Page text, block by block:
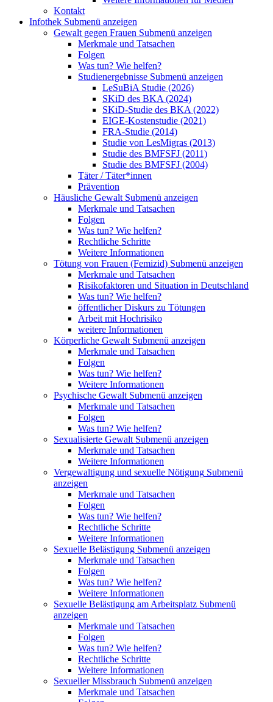
Kontakt
Infothek Submenü anzeigen
Gewalt gegen Frauen Submenü anzeigen
Merkmale und Tatsachen
Folgen
Was tun? Wie helfen?
Studienergebnisse Submenü anzeigen
LeSuBiA Studie (2026)
SKiD des BKA (2024)
SKiD-Studie des BKA (2022)
EIGE-Kostenstudie (2021)
FRA-Studie (2014)
Studie von LesMigras (2013)
Studie des BMFSFJ (2011)
Studie des BMFSFJ (2004)
Täter / Täter*innen
Prävention
Häusliche Gewalt Submenü anzeigen
Merkmale und Tatsachen
Folgen
Was tun? Wie helfen?
Rechtliche Schritte
Weitere Informationen
Tötung von Frauen (Femizid) Submenü anzeigen
Merkmale und Tatsachen
Risikofaktoren und Situation in Deutschland
Was tun? Wie helfen?
öffentlicher Diskurs zu Tötungen
Arbeit mit Hochrisiko
weitere Informationen
Körperliche Gewalt Submenü anzeigen
Merkmale und Tatsachen
Folgen
Was tun? Wie helfen?
Weitere Informationen
Psychische Gewalt Submenü anzeigen
Merkmale und Tatsachen
Folgen
Was tun? Wie helfen?
Sexualisierte Gewalt Submenü anzeigen
Merkmale und Tatsachen
Weitere Informationen
Vergewaltigung und sexuelle Nötigung Submenü
anzeigen
Merkmale und Tatsachen
Folgen
Was tun? Wie helfen?
Rechtliche Schritte
Weitere Informationen
Sexuelle Belästigung Submenü anzeigen
Merkmale und Tatsachen
Folgen
Was tun? Wie helfen?
Weitere Informationen
Sexuelle Belästigung am Arbeitsplatz Submenü
anzeigen
Merkmale und Tatsachen
Folgen
Was tun? Wie helfen?
Rechtliche Schritte
Weitere Informationen
Sexueller Missbrauch Submenü anzeigen
Merkmale und Tatsachen